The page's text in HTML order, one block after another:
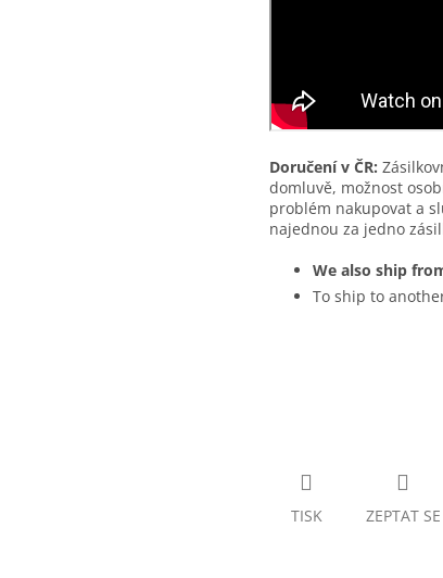
Doručení v ČR:
domluvě, možnost
problém nakupovat a
najednou za jedno
We also ship
To ship to
TISK ZEPTAT SE